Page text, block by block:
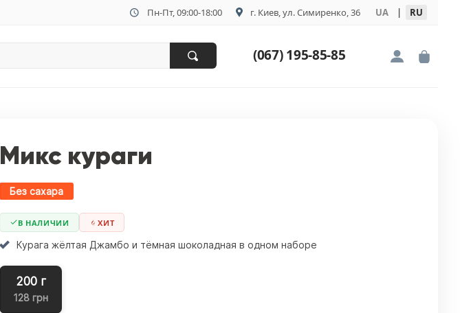
Пн-Пт, 09:00-18:00 г. Киев, ул. Симиренко, 36 UA | RU
(067) 195-85-85
Микс кураги
Без сахара
В НАЛИЧИИ ХИТ
Курага жёлтая Джамбо и тёмная шоколадная в одном наборе
200 г
128 грн